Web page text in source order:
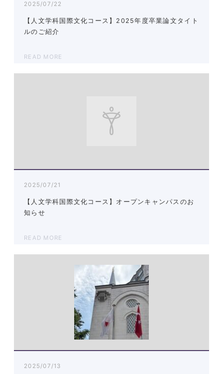
2025/07/22
【人文学科国際文化コース】2025年度卒業論文タイト
ルのご紹介
READ MORE
2025/07/21
【人文学科国際文化コース】オープンキャンパスのお
知らせ
READ MORE
2025/07/13